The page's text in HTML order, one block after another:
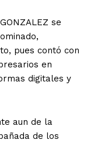
se
pues contó con
en
digitales y
aun de la
de los